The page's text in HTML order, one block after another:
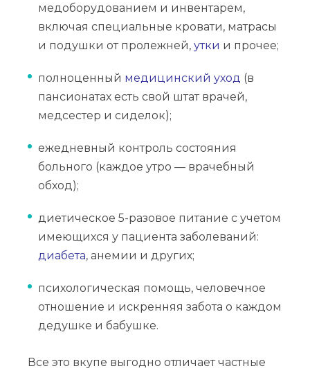
медоборудованием и инвентарем,
включая специальные кровати, матрасы
и подушки от пролежней, утки и прочее;
полноценный медицинский уход (в
пансионатах есть свой штат врачей,
медсестер и сиделок);
ежедневный контроль состояния
больного (каждое утро — врачебный
обход);
диетическое 5-разовое питание с учетом
имеющихся у пациента заболеваний:
диабета, анемии и других;
психологическая помощь, человечное
отношение и искренняя забота о каждом
дедушке и бабушке.
Все это вкупе выгодно отличает частные